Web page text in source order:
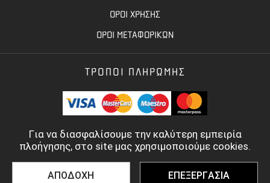
Για να διασφαλίσουμε την καλύτερη εμπειρία
πλοήγησης, στο site μας χρησιμοποιούμε cookies.
ΑΠΟΔΟΧΗ ΕΠΕΞΕΡΓΑΣΙΑ
ΟΡΟΙ ΧΡΗΣΗΣ
ΟΡΟΙ ΜΕΤΑΦΟΡΙΚΩΝ
ΤΡΟΠΟΙ ΠΛΗΡΩΜΗΣ
© 2022 - 2026 - ALL RIGHTS RESERVED